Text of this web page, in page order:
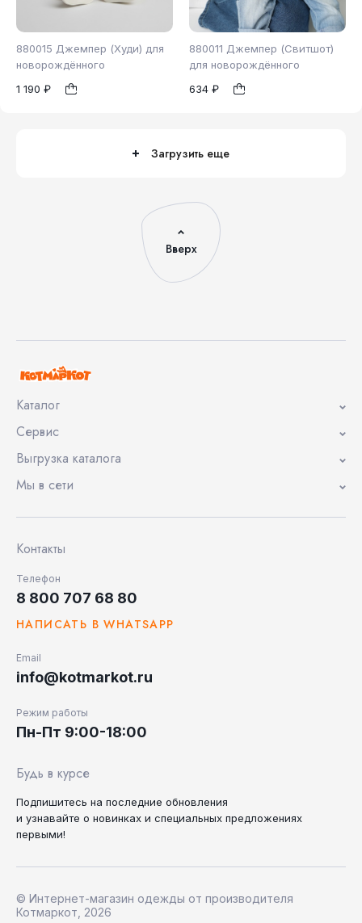
880015 Джемпер (Худи) для
новорождённого
1 190 ₽
98
880011 Джемпер (Свитшот)
для новорождённого
634 ₽
86
Загрузить еще
Вверх
Каталог
Сервис
Выгрузка каталога
Мы в сети
Контакты
Телефон
8 800 707 68 80
НАПИСАТЬ В WHATSAPP
Email
info@kotmarkot.ru
Режим работы
Пн-Пт 9:00-18:00
Будь в курсе
Подпишитесь на последние обновления
и узнавайте о новинках и специальных предложениях
первыми!
© Интернет-магазин одежды от производителя
Котмаркот, 2026